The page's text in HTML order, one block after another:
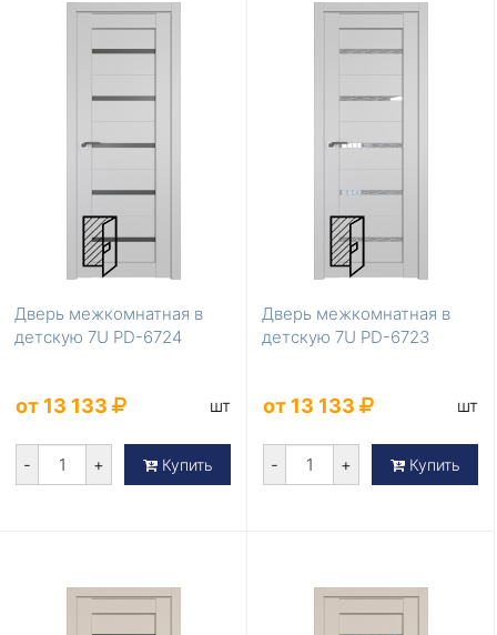
Дверь межкомнатная в
детскую 7U PD-6724
от 13 133 шт
- + Купить
Дверь межкомнатная в
детскую 7U PD-6723
от 13 133 шт
- + Купить